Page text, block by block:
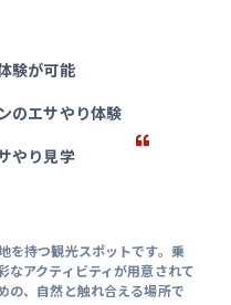
験が可能
のエサやり体験
やり見学
を持つ観光スポットです。乗
なアクティビティが用意されて
の、自然と触れ合える場所で